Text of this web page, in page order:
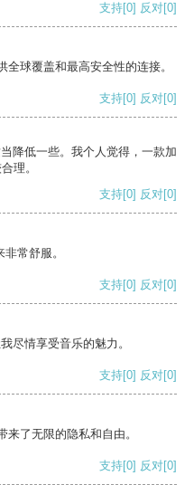
支持[0] 反对[0]
球覆盖和最高安全性的连接。
支持[0] 反对[0]
降低一些。我个人觉得，一款加
理。
支持[0] 反对[0]
常舒服。
支持[0] 反对[0]
尽情享受音乐的魅力。
支持[0] 反对[0]
了无限的隐私和自由。
支持[0] 反对[0]